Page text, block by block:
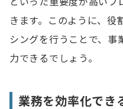
きます。このように、役
シングを行うことで、事
力できるでしょう。
業務を効率化でき